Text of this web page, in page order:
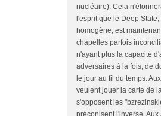
nucléaire). Cela
l'esprit que le Deep
homogène, est
chapelles parfois
n'ayant plus la capacité
adversaires à la fois, de
le jour au fil du temps.
veulent jouer la carte de
s'opposent les
préconisent l'inverse.